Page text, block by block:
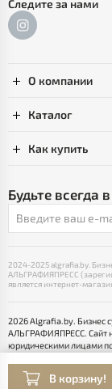
В корзину!
Следите за нами
О компании
Каталог
Как купить
Будьте всегда
2024-2025 algrafia.by.
АЛЬГРАФИЯПРЕСС
является интернет-
2026 Algrafia.by. Бизнес
АЛЬГРАФИЯПРЕСС. Сайт
юридическими лицами